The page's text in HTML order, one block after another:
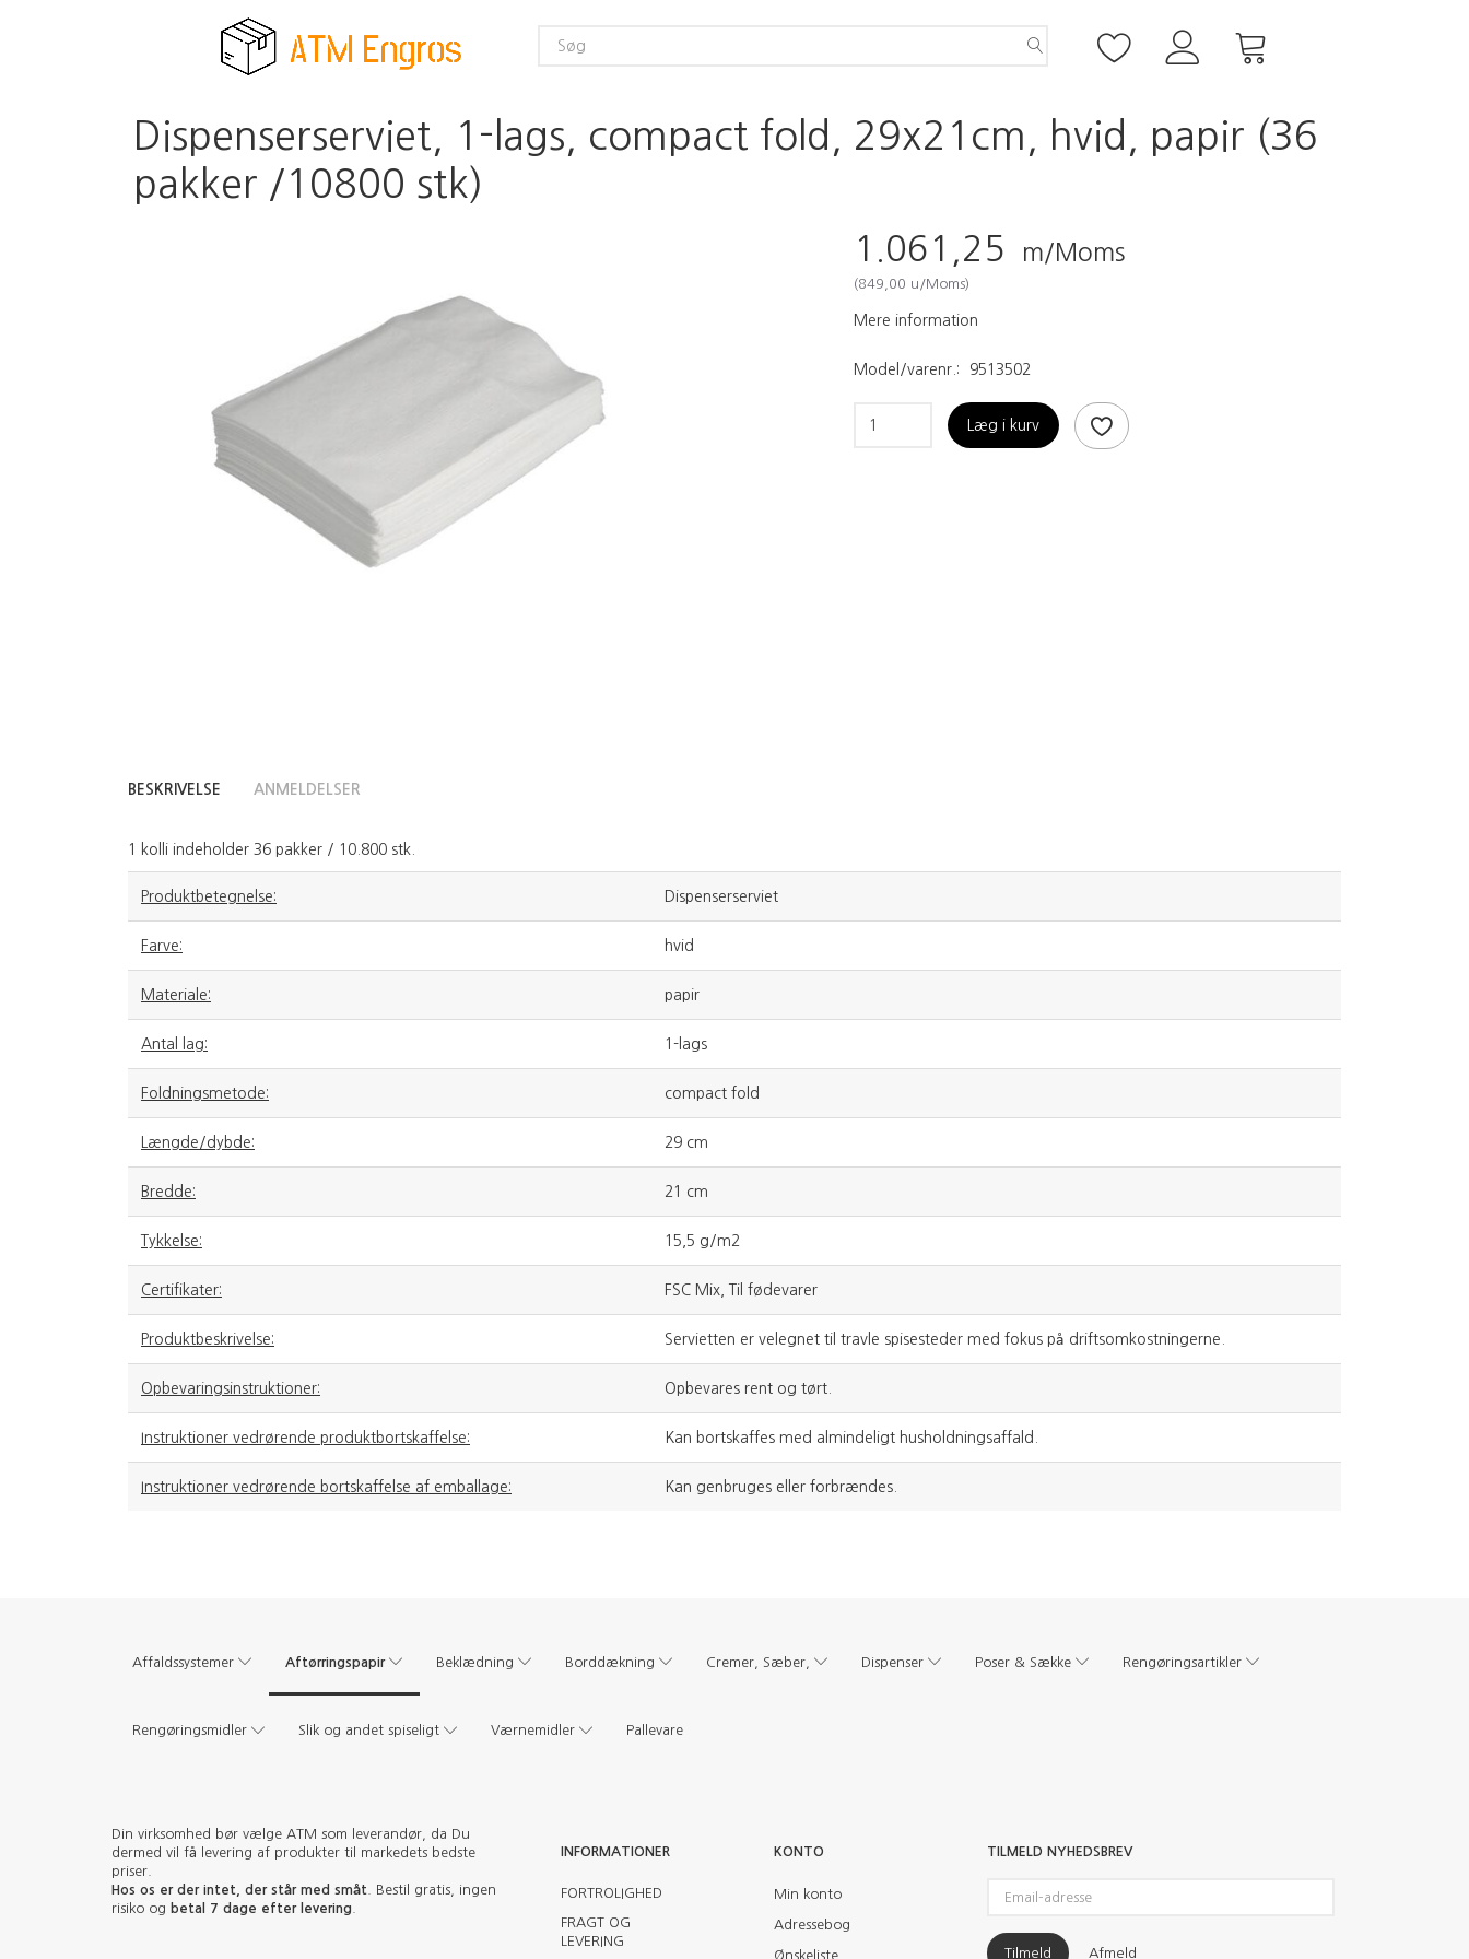
Dispenserserviet, 1-lags, compact fold, 29x21cm, hvid, papir (36
pakker /10800 stk)
1.061,25 m/Moms
(849,00 u/Moms)
Mere information
Model/varenr.: 9513502
Læg i kurv
BESKRIVELSE ANMELDELSER
1 kolli indeholder 36 pakker / 10.800 stk.
Produktbetegnelse: Dispenserserviet
Farve: hvid
Materiale: papir
Antal lag: 1-lags
Foldningsmetode: compact fold
Længde/dybde: 29 cm
Bredde: 21 cm
Tykkelse: 15,5 g/m2
Certifikater: FSC Mix, Til fødevarer
Produktbeskrivelse: Servietten er velegnet til travle spisesteder med fokus på driftsomkostningerne.
Opbevaringsinstruktioner: Opbevares rent og tørt.
Instruktioner vedrørende produktbortskaffelse: Kan bortskaffes med almindeligt husholdningsaffald.
Instruktioner vedrørende bortskaffelse af emballage: Kan genbruges eller forbrændes.
Affaldssystemer Aftørringspapir Beklædning Borddækning Cremer, Sæber, Dispenser Poser & Sække Rengøringsartikler
Rengøringsmidler Slik og andet spiseligt Værnemidler Pallevare
Din virksomhed bør vælge ATM som leverandør, da Du
dermed vil få levering af produkter til markedets bedste
priser.
Hos os er der intet, der står med småt . Bestil gratis, ingen
risiko og betal 7 dage efter levering
INFORMATIONER
FORTROLIGHED
FRAGT OG
LEVERING
KONTO
Min konto
Adressebog
Ønskeliste
TILMELD NYHEDSBREV
adresse
Tilmeld Afmeld